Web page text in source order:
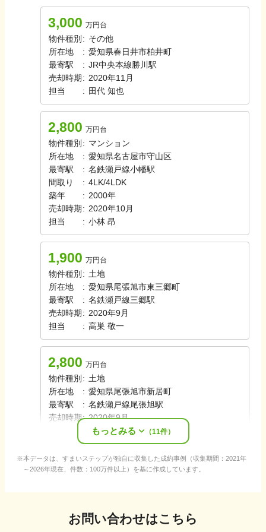
3,000 万円台
物件種別 : その他
所在地
: 愛知県春日井市柏井町
最寄駅
: JR中央本線 勝川駅
売却時期 : 2020年11月
担当
: 田代 知也
2,800 万円台
物件種別 : マンション
所在地
: 愛知県名古屋市守山区
最寄駅
: 名鉄瀬戸線小幡駅
間取り
: 4LK/4LDK
築年
: 2000年
売却時期 : 2020年10月
担当
: 小林 昂
1,900 万円台
物件種別 : 土地
所在地
: 愛知県尾張旭市東三郷町
最寄駅
: 名鉄瀬戸線三郷駅
売却時期 : 2020年9月
担当
: 高巣 敬一
2,800 万円台
物件種別 : 土地
所在地
: 愛知県尾張旭市新居町
最寄駅
: 名鉄瀬戸線尾張旭駅
売却時期: 2020年9月
高巣 敬一
もっとみる （11件）
本データは、すまいステップが独自に収集した成約事例（収集期間：2021年
～2026年現在、件数：100万件以上）を基に作成しています。
お問い合わせはこちら